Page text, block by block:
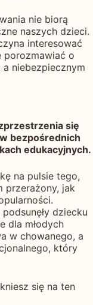
nie biorą
naszych dzieci.
interesować
porozmawiać o
niebezpiecznym
się
bezpośrednich
edukacyjnych.
na pulsie tego,
przerażony, jak
dziecku
dla młodych
w chowanego, a
który
się na ten